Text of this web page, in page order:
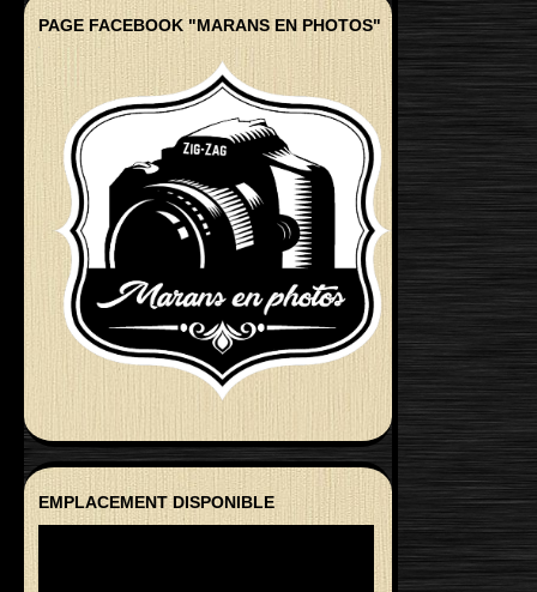
PAGE FACEBOOK "MARANS EN PHOTOS"
EMPLACEMENT DISPONIBLE